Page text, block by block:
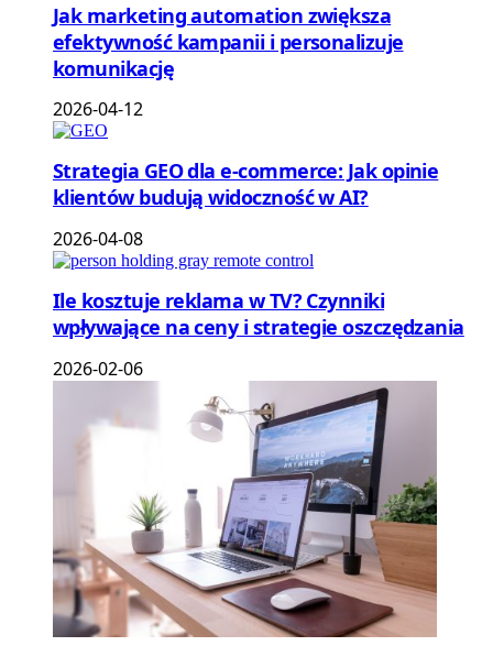
Jak marketing automation zwiększa
efektywność kampanii i personalizuje
komunikację
2026-04-12
Strategia GEO dla e-commerce: Jak opinie
klientów budują widoczność w AI?
2026-04-08
Ile kosztuje reklama w TV? Czynniki
wpływające na ceny i strategie oszczędzania
2026-02-06